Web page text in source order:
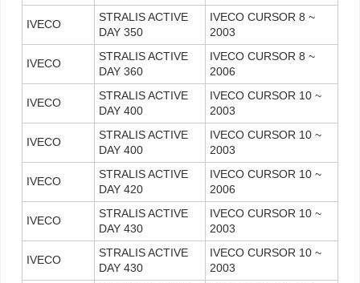
IVECO
STRALIS ACTIVE
DAY 350
IVECO CURSOR 8 ~
2003
IVECO
STRALIS ACTIVE
DAY 360
IVECO CURSOR 8 ~
2006
IVECO
STRALIS ACTIVE
DAY 400
IVECO CURSOR 10 ~
2003
IVECO
STRALIS ACTIVE
DAY 400
IVECO CURSOR 10 ~
2003
IVECO
STRALIS ACTIVE
DAY 420
IVECO CURSOR 10 ~
2006
IVECO
STRALIS ACTIVE
DAY 430
IVECO CURSOR 10 ~
2003
IVECO
STRALIS ACTIVE
DAY 430
IVECO CURSOR 10 ~
2003